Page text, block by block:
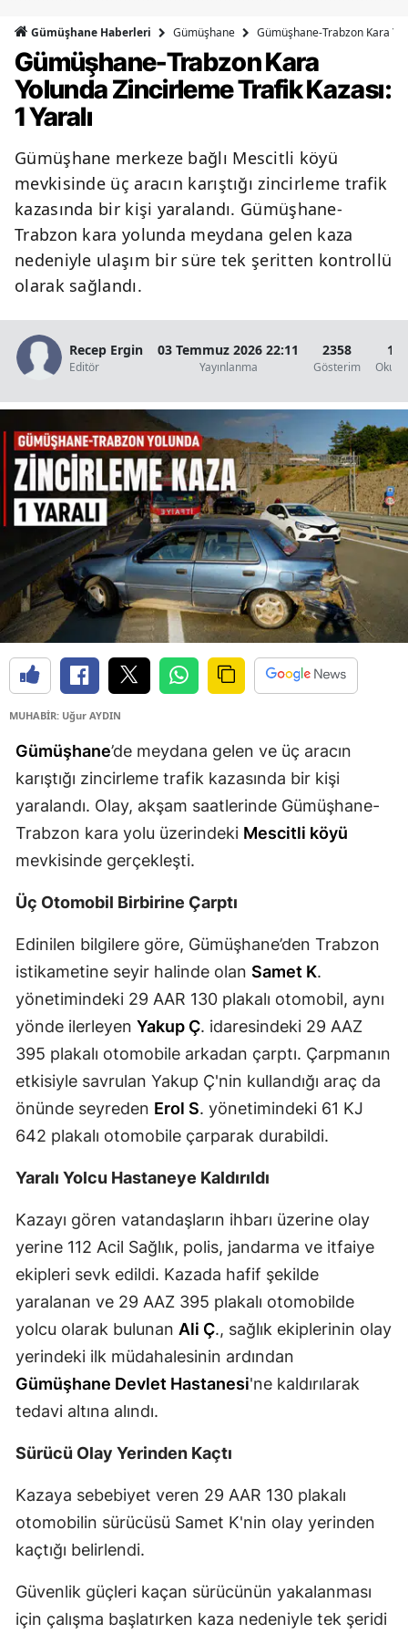
Bingöl
Bitlis
Burdur
Bursa
Çanakkale
Çorum
Denizli
Elazığ
Erzincan
Erzurum
Eskişehir
Gaziantep
Giresun
Gümüşhane
Isparta
Mersin
Kars
Kastamonu
Kayseri
Kırklareli
Kırşehir
Kocaeli
Konya
Kütahya
Malatya
Kahramanmaraş
Mardin
Niğde
Rize
Sakarya
Gümüşhane Haberleri Gümüşhane Gümüşhane-Trabzon Kara
Gümüşhane-Trabzon Kara
Yolunda Zincirleme Trafik Kazası:
1 Yaralı
Gümüşhane merkeze bağlı Mescitli köyü
mevkisinde üç aracın karıştığı zincirleme trafik
kazasında bir kişi yaralandı. Gümüşhane-
Trabzon kara yolunda meydana gelen kaza
nedeniyle ulaşım bir süre tek şeritten kontrollü
olarak sağlandı.
Recep Ergin
Editör
03 Temmuz 2026 22:11
Yayınlanma
2358
Gösterim
1
MUHABİR: Uğur AYDIN
Gümüşhane’de meydana gelen ve üç aracın
karıştığı zincirleme trafik kazasında bir kişi
yaralandı. Olay, akşam saatlerinde Gümüşhane-
Trabzon kara yolu üzerindeki Mescitli köyü
mevkisinde gerçekleşti.
Üç Otomobil Birbirine Çarptı
Edinilen bilgilere göre, Gümüşhane’den Trabzon
istikametine seyir halinde olan Samet K.
yönetimindeki 29 AAR 130 plakalı otomobil, aynı
yönde ilerleyen Yakup Ç. idaresindeki 29 AAZ
395 plakalı otomobile arkadan çarptı. Çarpmanın
etkisiyle savrulan Yakup Ç'nin kullandığı araç da
önünde seyreden Erol S. yönetimindeki 61 KJ
642 plakalı otomobile çarparak durabildi.
Yaralı Yolcu Hastaneye Kaldırıldı
Kazayı gören vatandaşların ihbarı üzerine olay
yerine 112 Acil Sağlık, polis, jandarma ve itfaiye
ekipleri sevk edildi. Kazada hafif şekilde
yaralanan ve 29 AAZ 395 plakalı otomobilde
yolcu olarak bulunan Ali Ç., sağlık ekiplerinin olay
yerindeki ilk müdahalesinin ardından
Gümüşhane Devlet Hastanesi'ne kaldırılarak
tedavi altına alındı.
Sürücü Olay Yerinden Kaçtı
Kazaya sebebiyet veren 29 AAR 130 plakalı
otomobilin sürücüsü Samet K'nin olay yerinden
kaçtığı belirlendi.
Güvenlik güçleri kaçan sürücünün yakalanması
için çalışma başlatırken kaza nedeniyle tek şeridi